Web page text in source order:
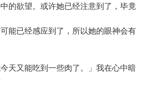
的欲望。或许她已经注意到了，毕竟
能已经感应到了，所以她的眼神会有
又能吃到一些肉了。」我在心中暗